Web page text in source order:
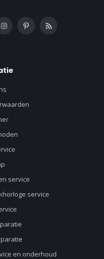
service
service
en onderhoud